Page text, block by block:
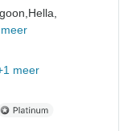
Hella,
meer